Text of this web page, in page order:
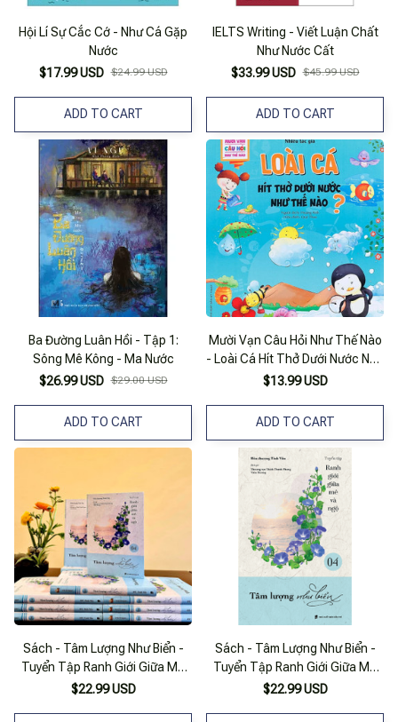
Hội Lí Sự Cắc Cớ - Như Cá Gặp
Nước
$17.99 USD $24.99 USD
ADD TO CART
IELTS Writing - Viết Luận Chất
Như Nước Cất
$33.99 USD $45.99 USD
ADD TO CART
Ba Đường Luân Hồi - Tập 1:
Sông Mê Kông - Ma Nước
$26.99 USD $29.00 USD
ADD TO CART
Mười Vạn Câu Hỏi Như Thế Nào
- Loài Cá Hít Thở Dưới Nước Như
Thế Nào?
$13.99 USD
ADD TO CART
Sách - Tâm Lượng Như Biển -
Tuyển Tập Ranh Giới Giữa Mê
Và Ngộ Tập 04
$22.99 USD
Sách - Tâm Lượng Như Biển -
Tuyển Tập Ranh Giới Giữa Mê
Và Ngộ Tập 4
$22.99 USD